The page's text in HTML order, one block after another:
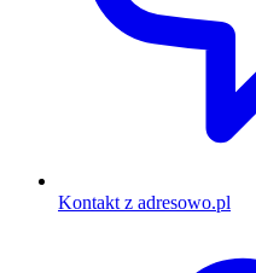
Kontakt z adresowo.pl